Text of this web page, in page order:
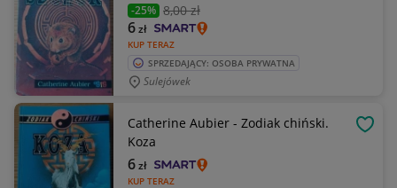
-25% 8,00 zł
KUP TERAZ
6zł
SPRZEDAJĄCY: OSOBA PRYWATNA
Sulejówek
Catherine Aubier - Zodiak chiński.
Koza
KUP TERAZ
6zł